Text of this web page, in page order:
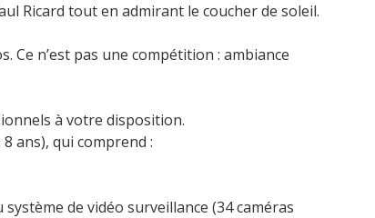
Ricard tout en admirant le coucher de soleil.
Ce n’est pas une compétition : ambiance
à votre disposition.
ans), qui comprend :
de vidéo surveillance (34 caméras